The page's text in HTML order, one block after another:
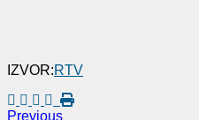
IZVOR:RTV
Previous